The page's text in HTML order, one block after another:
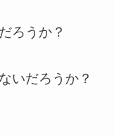
ろうか？
いだろうか？